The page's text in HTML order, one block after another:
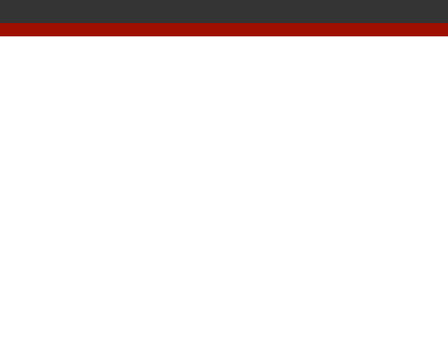
tiền giang, mỹ tho, vĩnh long, nghệ an, hà nội
chữ nổi, đẹp, hình ảnh, kiếng, hoa cương